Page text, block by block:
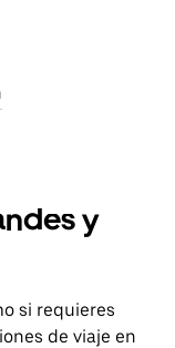
y
si requieres
de viaje en